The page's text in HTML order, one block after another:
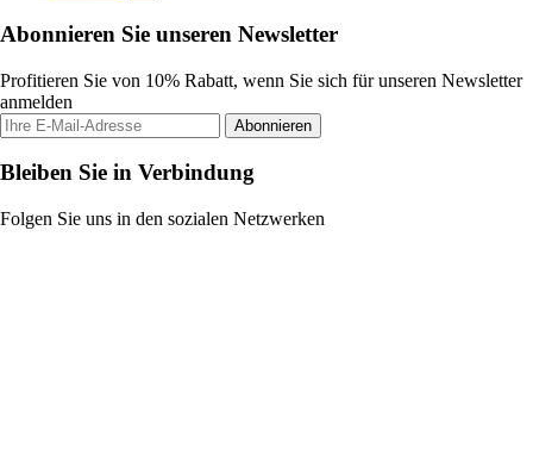
Abonnieren Sie unseren Newsletter
Profitieren Sie von 10% Rabatt, wenn Sie sich für unseren Newsletter
anmelden
Abonnieren
Bleiben Sie in Verbindung
Folgen Sie uns in den sozialen Netzwerken